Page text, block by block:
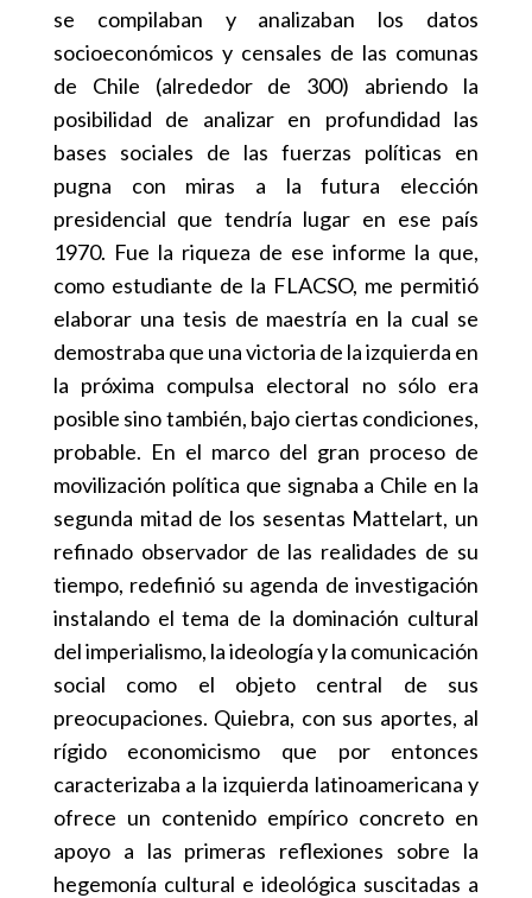
se compilaban y analizaban los datos
socioeconómicos y censales de las comunas
de Chile (alrededor de 300) abriendo la
posibilidad de analizar en profundidad las
bases sociales de las fuerzas políticas en
pugna con miras a la futura elección
presidencial que tendría lugar en ese país
1970. Fue la riqueza de ese informe la que,
como estudiante de la FLACSO, me permitió
elaborar una tesis de maestría en la cual se
demostraba que una victoria de la izquierda en
la próxima compulsa electoral no sólo era
posible sino también, bajo ciertas condiciones,
probable. En el marco del gran proceso de
movilización política que signaba a Chile en la
segunda mitad de los sesentas Mattelart, un
refinado observador de las realidades de su
tiempo, redefinió su agenda de investigación
instalando el tema de la dominación cultural
del imperialismo, la ideología y la comunicación
social como el objeto central de sus
preocupaciones. Quiebra, con sus aportes, al
rígido economicismo que por entonces
caracterizaba a la izquierda latinoamericana y
ofrece un contenido empírico concreto en
apoyo a las primeras reflexiones sobre la
hegemonía cultural e ideológica suscitadas a